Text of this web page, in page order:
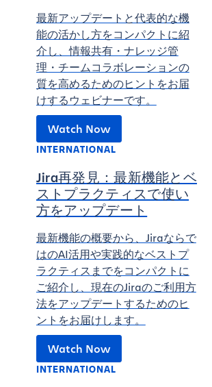
最新アップデートと代表的な機
能の活かし方をコンパクトに紹
介し、情報共有・ナレッジ管
理・チームコラボレーションの
質を高めるためのヒントをお届
けするウェビナーです。
Watch Now
INTERNATIONAL
Jira再発見：最新機能とベ
ストプラクティスで使い
方をアップデート
最新機能の概要から、Jiraならで
はのAI活用や実践的なベストプ
ラクティスまでをコンパクトに
ご紹介し、現在のJiraのご利用方
法をアップデートするためのヒ
ントをお届けします。
Watch Now
INTERNATIONAL